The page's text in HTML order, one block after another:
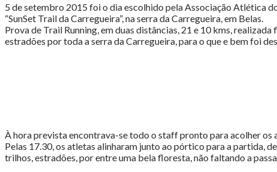
Trail
2015"
5 de setembro 2015 foi o dia escolhido pela Associação Atlética
“SunSet Trail da Carregueira”, na serra da Carregueira, em Belas.
Prova de Trail Running, em duas distâncias, 21 e 10 kms,
estradões por toda a serra da Carregueira, para o que e bem foi
À hora prevista encontrava-se todo o staff pronto para acolher os
Pelas 17.30, os atletas alinharam junto ao pórtico para a partida,
trilhos, estradões, por entre uma bela floresta, não faltando a